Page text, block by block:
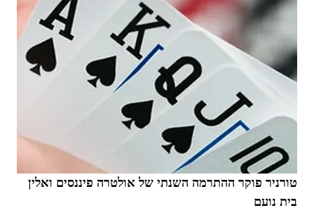
טורניר פוקר ההתרמה השנתי של אולטרה פיננסים ואלין
בית נועם